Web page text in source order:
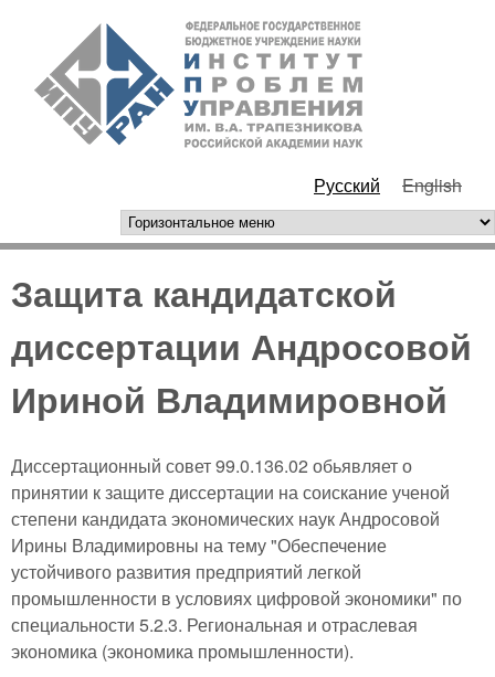
Перейти к основному
содержанию
РАН
Русский English
горизонтальное меню
Защита кандидатской
диссертации Андросовой
Ириной Владимировной
Диссертационный совет 99.0.136.02 обьявляет о
принятии к защите диссертации на соискание ученой
степени кандидата экономических наук Андросовой
Ирины Владимировны на тему "Обеспечение
устойчивого развития предприятий легкой
промышленности в условиях цифровой экономики" по
специальности 5.2.3. Региональная и отраслевая
экономика (экономика промышленности).